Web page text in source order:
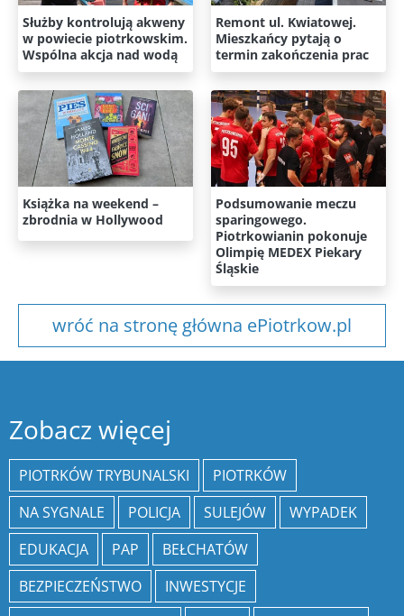
Służby kontrolują akweny
w powiecie piotrkowskim.
Wspólna akcja nad wodą
Remont ul. Kwiatowej.
Mieszkańcy pytają o
termin zakończenia prac
Książka na weekend –
zbrodnia w Hollywood
Podsumowanie meczu
sparingowego.
Piotrkowianin pokonuje
Olimpię MEDEX Piekary
Śląskie
wróć na stronę główna ePiotrkow.pl
Zobacz więcej
PIOTRKÓW TRYBUNALSKI
PIOTRKÓW
NA SYGNALE
POLICJA SULEJÓW
WYPADEK
EDUKACJA
PAP
BEŁCHATÓW
BEZPIECZEŃSTWO
INWESTYCJE